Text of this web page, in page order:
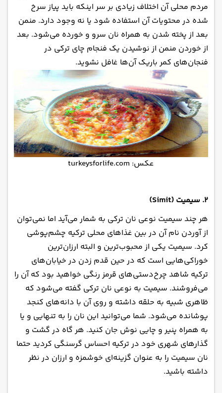
مردم محلی آن اختلاف زیادی بر سر اینکه باید پیاز سرخ
شده در محتویات آن استفاده شود یا نه وجود دارد. منمن
بعد از پخته شدن به همراه نان سرو و خورده می‌شود. بعد
از خوردن منمن از نوشیدن یک فنجام چای ترکی در
فنجان‌های کمر باریک آن‌ها غافل نشوید.
عکس: turkeysforlife.com
۲. سیمیت (Simit)
هر چند سیمیت نوعی نان ترکی به شمار می‌آید اما نمی‌توان
از آوردن نام آن در بین غذاهای محلی ترکیه چشم‌پوشی
کرد. سیمیت یکی از محبوب‌ترین و البته ارزان‌ترین
خوراکی‌هایی است که در حین قدم زدن در خیابان‌های
ترکیه شاهد چرخ‌دستی‌های قرمز رنگی خواهید بود که آن را
می‌فروشند. سیمیت به نوعی نان ترکی گفته می‌شود که
ظاهری شبیه به حلقه داشته و روی آن با دانه‌های کنجد
پوشانده می‌شود. شما می‌توانید این نان را به تنهایی و یا
به همراه پنیر و چایی نوش جان کنید. هر گاه در گشت و
گذارهای شهری خود در ترکیه احساس گرسنگی کردید حتما
نان سیمیت را به عنوان گزینه‌ای خوشمزه و ارزان در نظر
داشته باشید.